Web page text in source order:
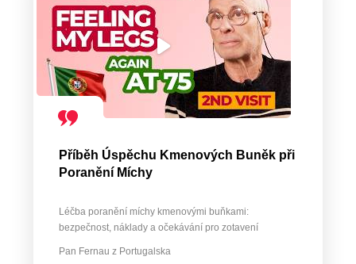
Příběh Úspěchu Kmenových Buněk při
Poranění Míchy
Léčba poranění míchy kmenovými buňkami:
bezpečnost, náklady a očekávání pro zotavení
Pan Fernau z Portugalska